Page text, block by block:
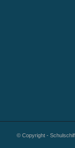
© Copyright -